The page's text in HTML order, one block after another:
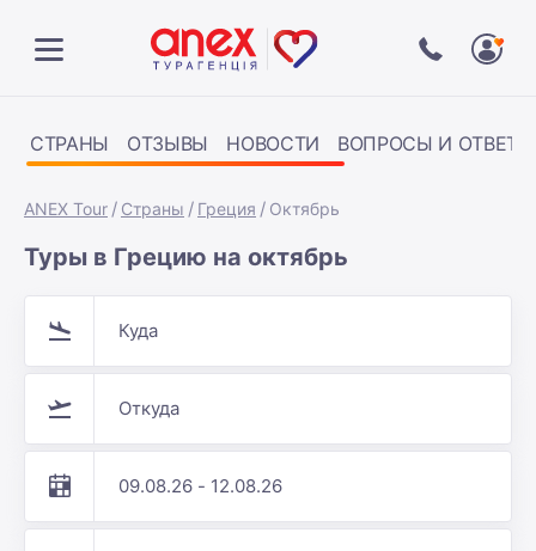
СТРАНЫ ОТЗЫВЫ НОВОСТИ ВОПРОСЫ И ОТВЕТЫ
ANEX Tour Страны Греция Октябрь
Туры в Грецию на октябрь
Куда
Откуда
09.08.26 - 12.08.26